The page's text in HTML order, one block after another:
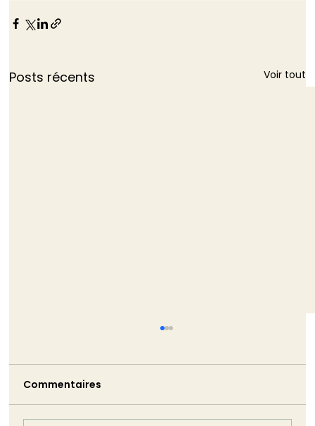
Posts récents Voir tout
l’aurait été son silence
Monique Barbut a annoncé sa démission.
Puis elle est restée. Cette volte-face est
plus dommageable que n'aurait pu l'être
Commentaires